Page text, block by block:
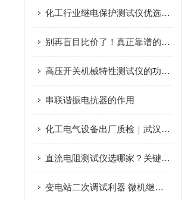
化工行业继电保护测试仪优选口碑厂家，武汉三家企业实力出圈
别再盲目比价了！真正靠谱的3家变压器综合测试台生产厂家在这！
高压开关机械特性测试仪的功能体现在哪些方面？
串联谐振电抗器的作用
化工电气设备出厂质检｜武汉特高压雷电冲击高压发生器多品类试品检测
直流电阻测试仪选哪家？关键指标与武汉特高压的实践解读
变电站二次调试利器 微机继电保护测试仪功能解析